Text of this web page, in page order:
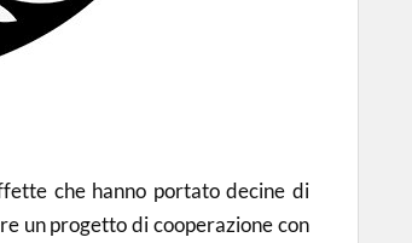
che hanno portato decine di
un progetto di cooperazione con